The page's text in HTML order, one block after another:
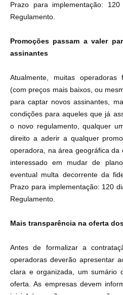
Prazo para implementação:
Regulamento.
Promoções passam a valer
assinantes
Atualmente, muitas operadoras
(com preços mais baixos, ou
para captar novos assinantes,
condições para aqueles que já
o novo regulamento, qualquer
direito a aderir a qualquer
operadora, na área geográfica
interessado em mudar de
eventual multa decorrente da
Prazo para implementação: 120
Regulamento.
Mais transparência na oferta
Antes de formalizar a
operadoras deverão apresentar
clara e organizada, um sumário
oferta. As empresas devem